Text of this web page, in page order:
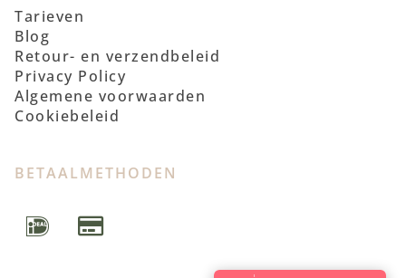
Tarieven
Blog
Retour- en verzendbeleid
Privacy Policy
Algemene voorwaarden
Cookiebeleid
BETAALMETHODEN